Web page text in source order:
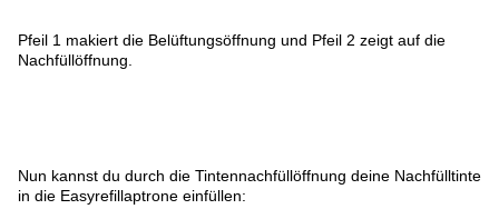
Pfeil 1 makiert die Belüftungsöffnung und Pfeil 2 zeigt auf die
Nachfüllöffnung.
Nun kannst du durch die Tintennachfüllöffnung deine Nachfülltinte
in die Easyrefillaptrone einfüllen: